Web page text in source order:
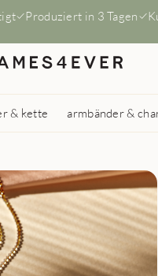
Produziert in 3 Tagen
& kette armbänder &